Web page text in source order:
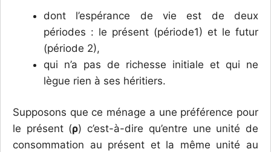
dont l’espérance de vie est de deux
périodes : le présent (période1) et le futur
(période 2),
qui n’a pas de richesse initiale et qui ne
lègue rien à ses héritiers.
Supposons que ce ménage a une préférence pour
le présent (ρ) c’est-à-dire qu’entre une unité de
consommation au présent et la même unité au